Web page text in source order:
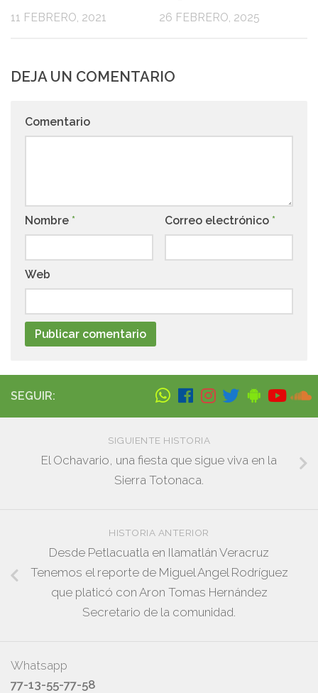
11 FEBRERO, 2021 26 FEBRERO, 2025
DEJA UN COMENTARIO
Comentario
Nombre * Correo electrónico *
Web
SEGUIR:
SIGUIENTE HISTORIA
El Ochavario, una fiesta que sigue viva en la
Sierra Totonaca.
HISTORIA ANTERIOR
Desde Petlacuatla en Ilamatlán Veracruz
Tenemos el reporte de Miguel Angel Rodríguez
que platicó con Aron Tomas Hernández
Secretario de la comunidad.
Whatsapp
77-13-55-77-58